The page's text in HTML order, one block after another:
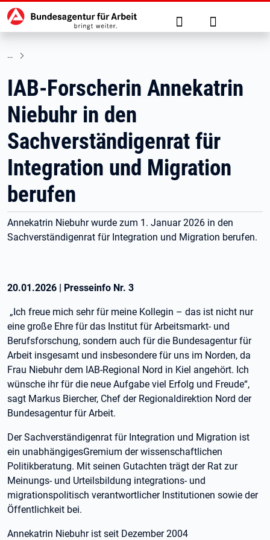
zu den Hauptinhalten springen
Hauptnavigation Suche Anmelden
IAB-Forscherin Annekatrin
Niebuhr in den
Sachverständigenrat für
Integration und Migration
berufen
Annekatrin Niebuhr wurde zum 1. Januar 2026 in den
Sachverständigenrat für Integration und Migration berufen.
20.01.2026 | Presseinfo Nr. 3
„Ich freue mich sehr für meine Kollegin – das ist nicht nur
eine große Ehre für das Institut für Arbeitsmarkt- und
Berufsforschung, sondern auch für die Bundesagentur für
Arbeit insgesamt und insbesondere für uns im Norden, da
Frau Niebuhr dem IAB-Regional Nord in Kiel angehört. Ich
wünsche ihr für die neue Aufgabe viel Erfolg und Freude“,
sagt Markus Biercher, Chef der Regionaldirektion Nord der
Bundesagentur für Arbeit.
Der Sachverständigenrat für Integration und Migration ist
ein unabhängigesGremium der wissenschaftlichen
Politikberatung. Mit seinen Gutachten trägt der Rat zur
Meinungs- und Urteilsbildung integrations- und
migrationspolitisch verantwortlicher Institutionen sowie der
Öffentlichkeit bei.
Annekatrin Niebuhr ist seit Dezember 2004